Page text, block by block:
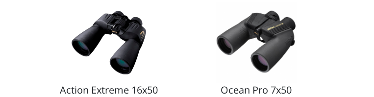
Action Extreme 16x50 Ocean Pro 7x50